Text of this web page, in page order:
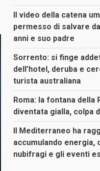
Il video della catena
permesso di salvare
anni e suo padre
Sorrento: si finge
dell’hotel, deruba e
turista australiana
Roma: la fontana della
diventata gialla, colpa
Il Mediterraneo ha
accumulando energia,
nubifragi e gli eventi